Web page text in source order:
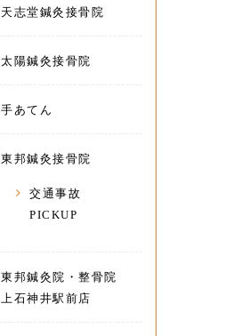
天志堂鍼灸接骨院
太陽鍼灸接骨院
手あてん
東邦鍼灸接骨院
交通事故
PICKUP
東邦鍼灸院・整骨院
上石神井駅前店